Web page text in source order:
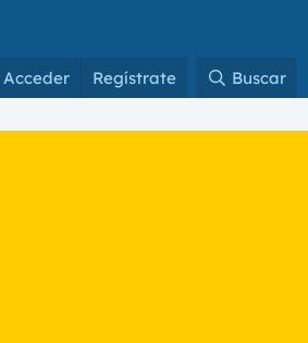
Acceder Regístrate Buscar